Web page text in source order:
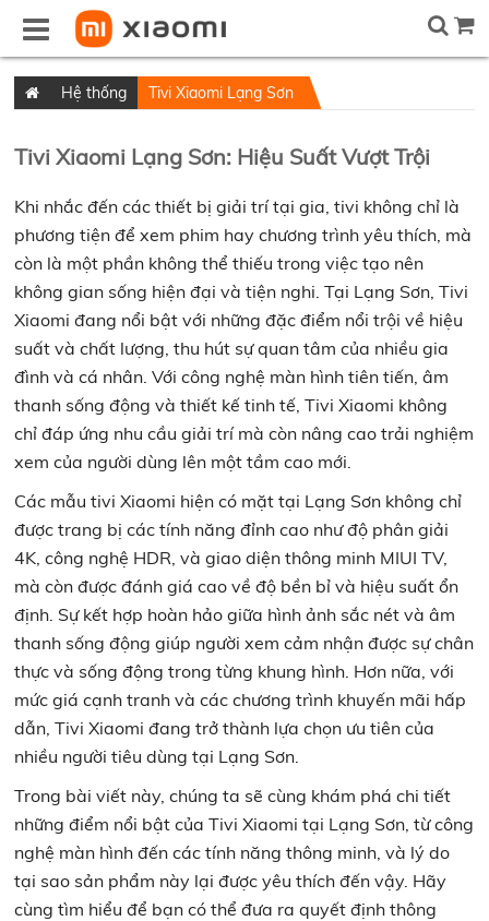
Hệ thống Tivi Xiaomi Lạng Sơn
Tivi Xiaomi Lạng Sơn: Hiệu Suất Vượt Trội
Khi nhắc đến các thiết bị giải trí tại gia, tivi không chỉ là
phương tiện để xem phim hay chương trình yêu thích, mà
còn là một phần không thể thiếu trong việc tạo nên
không gian sống hiện đại và tiện nghi. Tại Lạng Sơn, Tivi
Xiaomi đang nổi bật với những đặc điểm nổi trội về hiệu
suất và chất lượng, thu hút sự quan tâm của nhiều gia
đình và cá nhân. Với công nghệ màn hình tiên tiến, âm
thanh sống động và thiết kế tinh tế, Tivi Xiaomi không
chỉ đáp ứng nhu cầu giải trí mà còn nâng cao trải nghiệm
xem của người dùng lên một tầm cao mới.
Các mẫu tivi Xiaomi hiện có mặt tại Lạng Sơn không chỉ
được trang bị các tính năng đỉnh cao như độ phân giải
4K, công nghệ HDR, và giao diện thông minh MIUI TV,
mà còn được đánh giá cao về độ bền bỉ và hiệu suất ổn
định. Sự kết hợp hoàn hảo giữa hình ảnh sắc nét và âm
thanh sống động giúp người xem cảm nhận được sự chân
thực và sống động trong từng khung hình. Hơn nữa, với
mức giá cạnh tranh và các chương trình khuyến mãi hấp
dẫn, Tivi Xiaomi đang trở thành lựa chọn ưu tiên của
nhiều người tiêu dùng tại Lạng Sơn.
Trong bài viết này, chúng ta sẽ cùng khám phá chi tiết
những điểm nổi bật của Tivi Xiaomi tại Lạng Sơn, từ công
nghệ màn hình đến các tính năng thông minh, và lý do
tại sao sản phẩm này lại được yêu thích đến vậy. Hãy
cùng tìm hiểu để bạn có thể đưa ra quyết định thông